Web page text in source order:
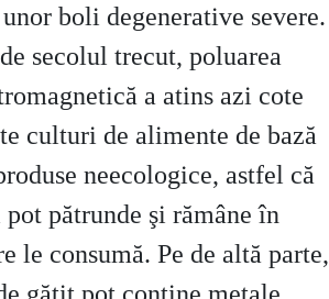
boli degenerative severe.
secolul trecut, poluarea
a atins azi cote
culturi de alimente de bază
neecologice, astfel că
pătrunde şi rămâne în
le consumă. Pe de altă parte,